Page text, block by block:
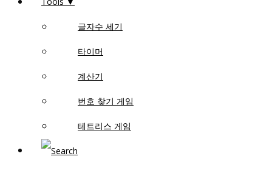
글자수 세기
타이머
계산기
번호 찾기 게임
테트리스 게임